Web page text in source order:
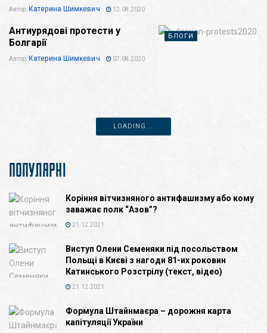
Автор: Катерина Шимкевич 12.08.2020
БЛОГИ
Антиурядові протести у
Болгарії
Автор: Катерина Шимкевич 07.08.2020
LOADING...
ПОПУЛЯРНІ
Коріння вітчизняного антифашизму або кому
заважає полк “Азов”?
21.12.2021
Виступ Олени Семеняки під посольством
Польщі в Києві з нагоди 81-их роковин
Катинського Розстрілу (текст, відео)
21.12.2021
Формула Штайнмаєра – дорожня карта
капітуляції України